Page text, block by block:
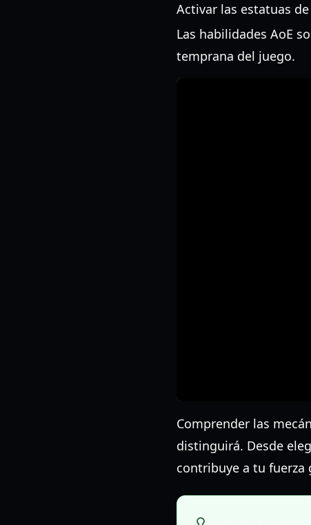
Activar las estatuas
Las habilidades AoE
temprana del juego.
Comprender las
distinguirá. Desde
contribuye a tu fuerza